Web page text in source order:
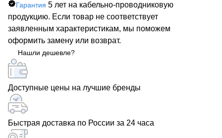
маркоразмеров кабельно-проводниковой продукции.
Быстрая доставка кабеля ААБ2ЛШВ 3х95
обеспечивается большой сетью собственных складов
по всей России. РОСКАБ – ваш надежный партнер!
Гарантия 5 лет на кабельно-проводниковую
продукцию. Если товар не соответствует
заявленным характеристикам, мы поможем
оформить замену или возврат.
Нашли дешевле?
Доступные цены на лучшие бренды
Быстрая доставка по России за 24 часа